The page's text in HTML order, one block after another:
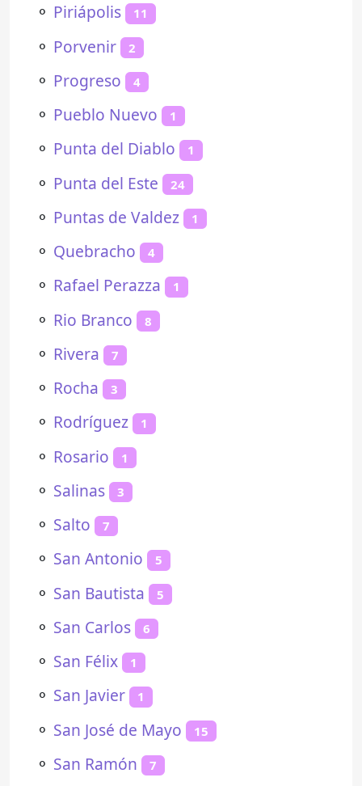
⚬ Piriápolis 11
⚬ Porvenir 2
⚬ Progreso 4
⚬ Pueblo Nuevo 1
⚬ Punta del Diablo 1
⚬ Punta del Este 24
⚬ Puntas de Valdez 1
⚬ Quebracho 4
⚬ Rafael Perazza 1
⚬ Rio Branco 8
⚬ Rivera 7
⚬ Rocha 3
⚬ Rodríguez 1
⚬ Rosario 1
⚬ Salinas 3
⚬ Salto 7
⚬ San Antonio 5
⚬ San Bautista 5
⚬ San Carlos 6
⚬ San Félix 1
⚬ San Javier 1
⚬ San José de Mayo 15
⚬ San Ramón 7